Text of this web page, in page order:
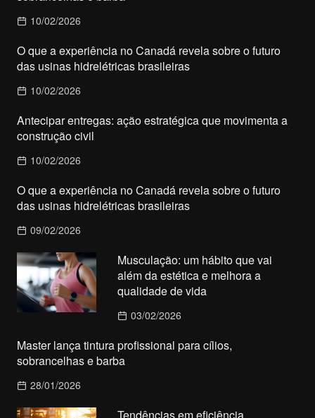
10/02/2026
O que a experiência no Canadá revela sobre o futuro
das usinas hidrelétricas brasileiras
10/02/2026
Antecipar entregas: ação estratégica que movimenta a
construção civil
10/02/2026
O que a experiência no Canadá revela sobre o futuro
das usinas hidrelétricas brasileiras
09/02/2026
Musculação: um hábito que vai
além da estética e melhora a
qualidade de vida
03/02/2026
Master lança tintura profissional para cílios,
sobrancelhas e barba
28/01/2026